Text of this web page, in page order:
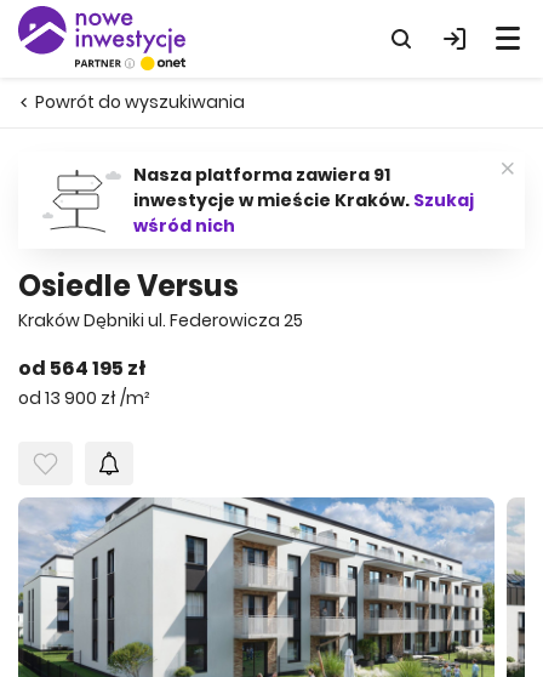
Powrót do wyszukiwania
Nasza platforma zawiera 91
inwestycje w mieście Kraków. Szukaj
wśród nich
Osiedle Versus
Kraków Dębniki ul. Federowicza 25
od 564 195 zł
od 13 900 zł /m²